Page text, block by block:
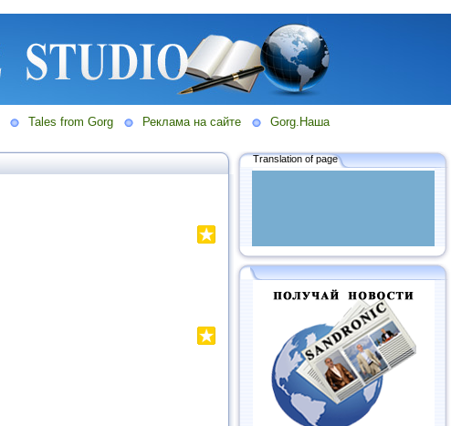
Tales from Gorg Реклама на сайте
Gorg.Наша
Translation of page